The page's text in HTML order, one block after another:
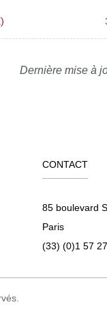
Dernière mise à
CONTACT
85 boulevard
Paris
(33) (0)1 57